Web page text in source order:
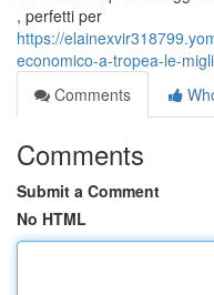
, perfetti per
https://
economico-a-tropea-le-
Comments
Comments
Submit a Comment
No HTML